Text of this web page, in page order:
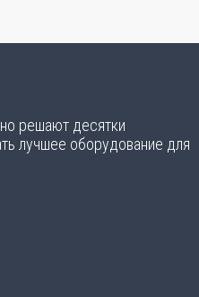
решают десятки
лучшее оборудование для